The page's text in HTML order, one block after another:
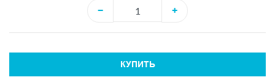
−
+
КУПИТЬ